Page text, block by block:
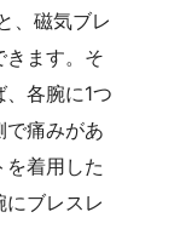
、磁気ブレ
きます。そ
各腕に1つ
で痛みがあ
を着用した
ブレスレ